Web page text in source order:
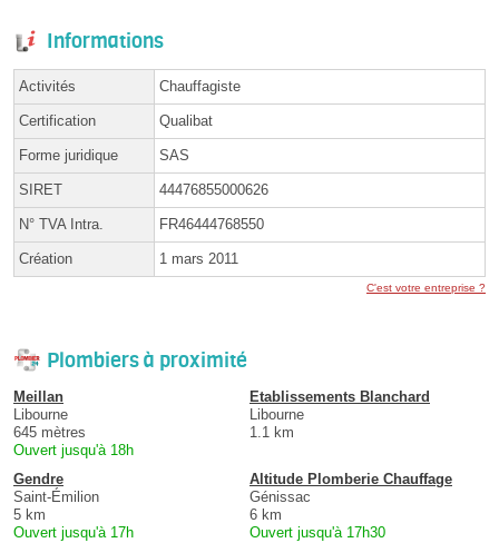
Informations
Activités Chauffagiste
Certification Qualibat
Forme juridique SAS
SIRET 44476855000626
N° TVA Intra. FR46444768550
Création 1 mars 2011
C'est votre entreprise ?
Plombiers à proximité
Meillan
Libourne
645 mètres
Ouvert jusqu'à 18h
Etablissements Blanchard
Libourne
1.1 km
Gendre
Saint-Émilion
5 km
Ouvert jusqu'à 17h
Altitude Plomberie Chauffage
Génissac
6 km
Ouvert jusqu'à 17h30